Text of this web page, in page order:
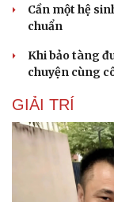
check-in
Cần một hệ
chuẩn
Khi bảo tàng
chuyện cùng
GIẢI TRÍ